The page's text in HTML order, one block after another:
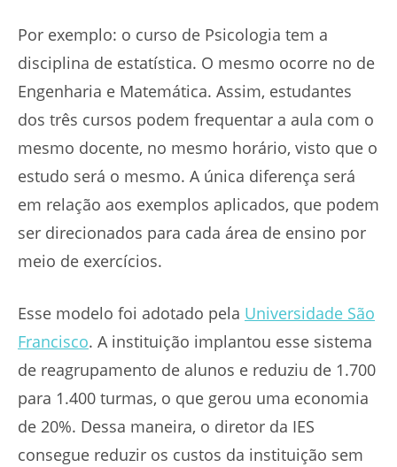
Por exemplo: o curso de Psicologia tem a
disciplina de estatística. O mesmo ocorre no de
Engenharia e Matemática. Assim, estudantes
dos três cursos podem frequentar a aula com o
mesmo docente, no mesmo horário, visto que o
estudo será o mesmo. A única diferença será
em relação aos exemplos aplicados, que podem
ser direcionados para cada área de ensino por
meio de exercícios.
Esse modelo foi adotado pela Universidade São
Francisco. A instituição implantou esse sistema
de reagrupamento de alunos e reduziu de 1.700
para 1.400 turmas, o que gerou uma economia
de 20%. Dessa maneira, o diretor da IES
consegue reduzir os custos da instituição sem